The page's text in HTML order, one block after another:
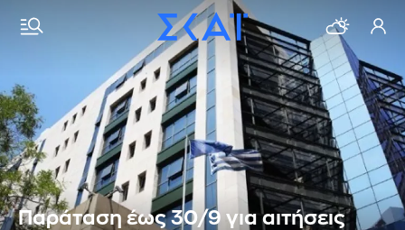
Παράταση έως 30/9 για αιτήσεις